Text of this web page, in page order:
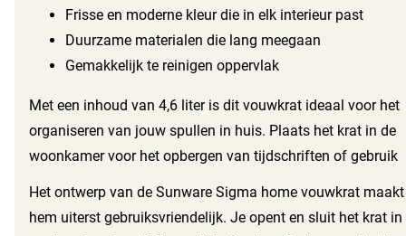
Frisse en moderne kleur die in elk interieur past
Duurzame materialen die lang meegaan
Gemakkelijk te reinigen oppervlak
Met een inhoud van 4,6 liter is dit vouwkrat ideaal voor het
organiseren van jouw spullen in huis. Plaats het krat in de
woonkamer voor het opbergen van tijdschriften of gebruik
Het ontwerp van de Sunware Sigma home vouwkrat maakt
hem uiterst gebruiksvriendelijk. Je opent en sluit het krat in